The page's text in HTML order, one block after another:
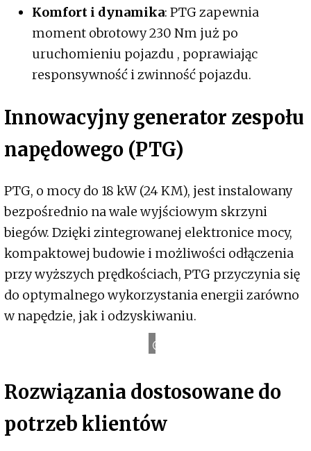
Komfort i dynamika: PTG zapewnia
moment obrotowy 230 Nm już po
uruchomieniu pojazdu , poprawiając
responsywność i zwinność pojazdu.
Innowacyjny generator zespołu
napędowego (PTG)
PTG, o mocy do 18 kW (24 KM), jest instalowany
bezpośrednio na wale wyjściowym skrzyni
biegów. Dzięki zintegrowanej elektronice mocy,
kompaktowej budowie i możliwości odłączenia
przy wyższych prędkościach, PTG przyczynia się
do optymalnego wykorzystania energii zarówno
w napędzie, jak i odzyskiwaniu.
Rozwiązania dostosowane do
potrzeb klientów